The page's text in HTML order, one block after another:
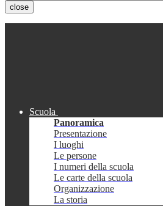
close
Scuola
Panoramica
Presentazione
I luoghi
Le persone
I numeri della scuola
Le carte della scuola
Organizzazione
La storia